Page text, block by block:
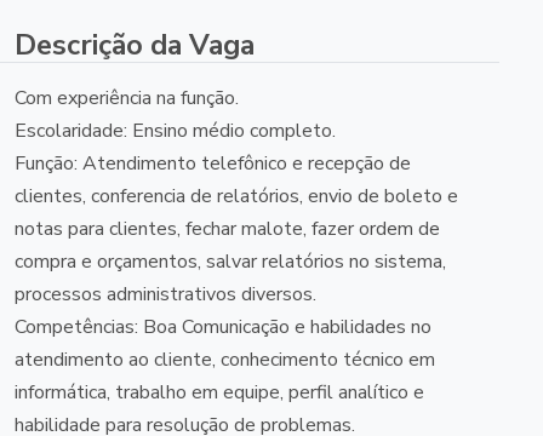
Descrição da Vaga
Com experiência na função.
Escolaridade: Ensino médio completo.
Função: Atendimento telefônico e recepção de
clientes, conferencia de relatórios, envio de boleto e
notas para clientes, fechar malote, fazer ordem de
compra e orçamentos, salvar relatórios no sistema,
processos administrativos diversos.
Competências: Boa Comunicação e habilidades no
atendimento ao cliente, conhecimento técnico em
informática, trabalho em equipe, perfil analítico e
habilidade para resolução de problemas.